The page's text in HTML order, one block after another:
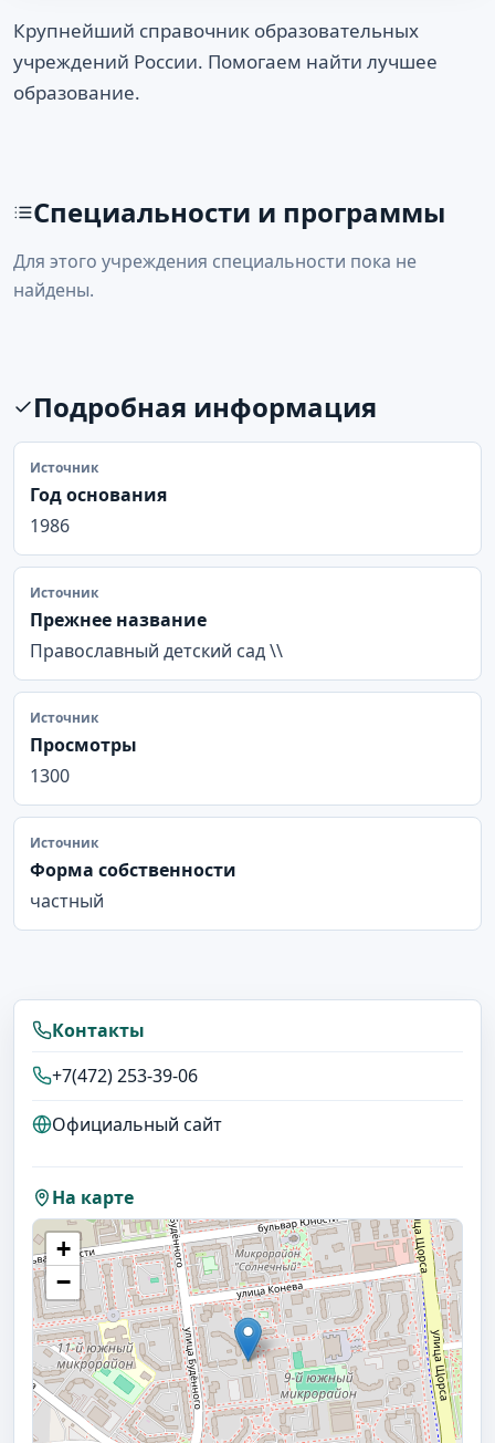
Крупнейший справочник образовательных
учреждений России. Помогаем найти лучшее
образование.
Специальности и программы
Для этого учреждения специальности пока не
найдены.
Подробная информация
Источник
Год основания
1986
Источник
Прежнее название
Православный детский сад \\
Источник
Просмотры
1300
Источник
Форма собственности
частный
Контакты
+7(472) 253-39-06
Официальный сайт
На карте
+
−